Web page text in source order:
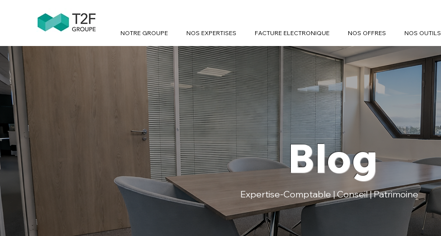
NOTRE GROUPE NOS EXPERTISES FACTURE ELECTRONIQUE NOS OFFRES NOS OUTILS
Blog
Expertise-Comptable | Conseil | Patrimoine